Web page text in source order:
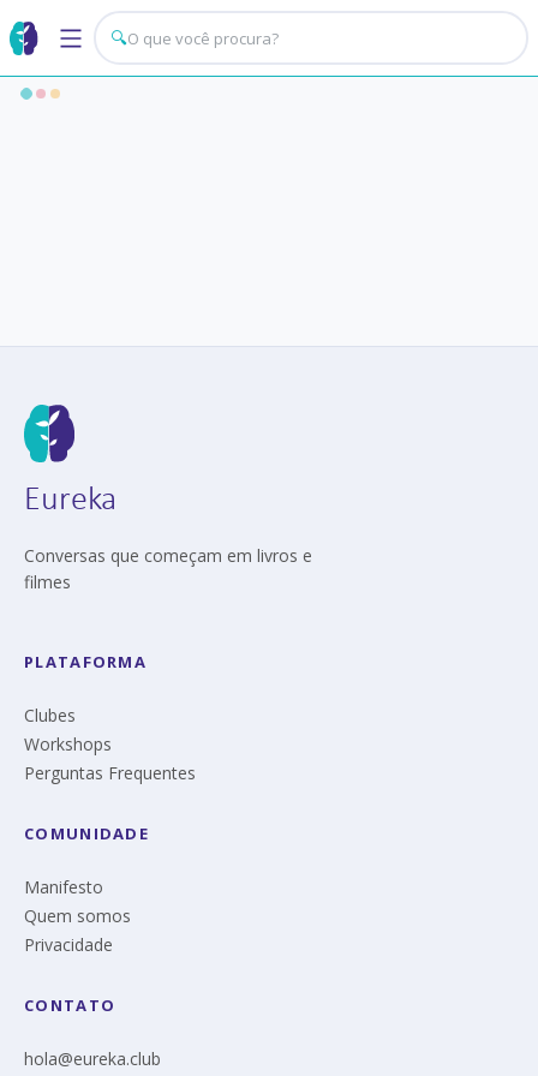
🔍
Eureka
Conversas que começam em livros e
filmes
PLATAFORMA
Clubes
Workshops
Perguntas Frequentes
COMUNIDADE
Manifesto
Quem somos
Privacidade
CONTATO
hola@eureka.club